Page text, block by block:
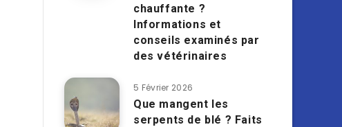
chauffante ?
Informations et
conseils examinés par
des vétérinaires
5 Février 2026
Que mangent les
serpents de blé ? Faits